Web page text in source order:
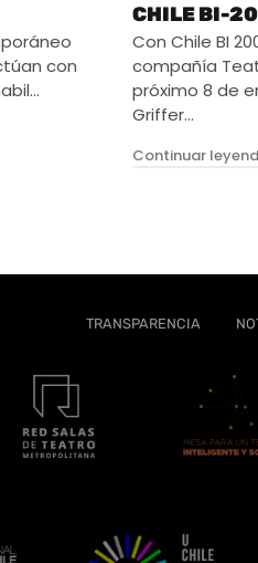
con
CHILE BI-
Con Chile BI
compañía
próximo 8 de
Griffer…
Continuar
TRANSPARENCIA